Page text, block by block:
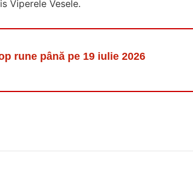
Viperele Vesele.
rune până pe 19 iulie 2026